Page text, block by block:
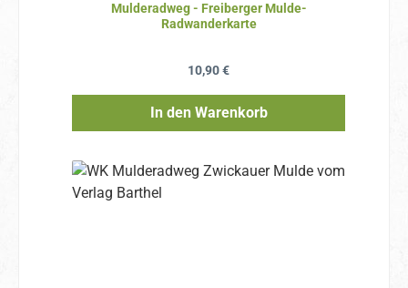
Mulderadweg - Freiberger Mulde-
Radwanderkarte
Regulärer Preis:
10,90 €
In den Warenkorb